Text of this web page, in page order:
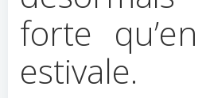
forte
estivale.